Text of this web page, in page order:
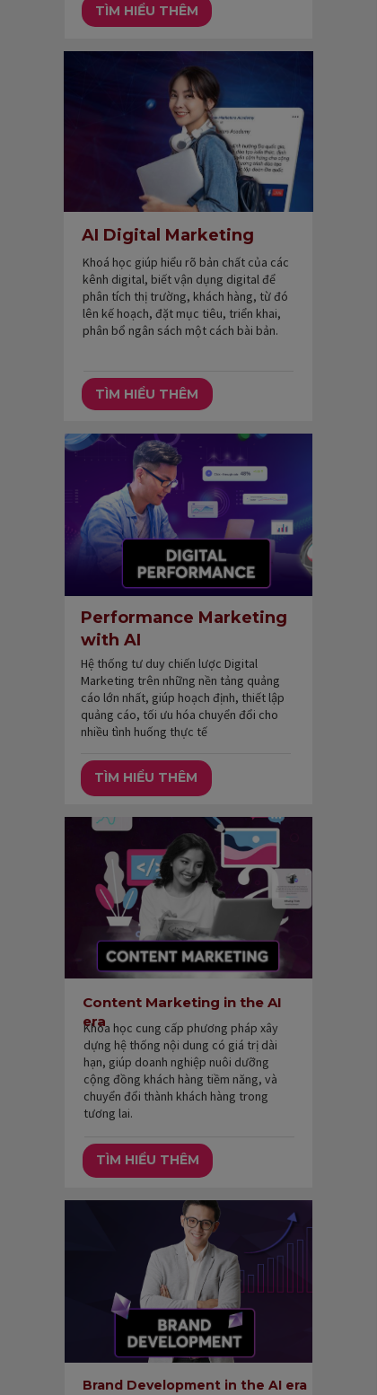
TÌM HIỂU THÊM
Khoá học giúp hiểu rõ bản chất của các
kênh digital, biết vận dụng digital để
phân tích thị trường, khách hàng, từ đó
lên kế hoạch, đặt mục tiêu, triển khai,
phân bổ ngân sách một cách bài bản.
AI Digital Marketing
TÌM HIỂU THÊM
Khóa học cung cấp phương pháp xây
dựng hệ thống nội dung có giá trị dài
hạn, giúp doanh nghiệp nuôi dưỡng
cộng đồng khách hàng tiềm năng, và
chuyển đổi thành khách hàng trong
tương lai.
Content Marketing in the AI
era
TÌM HIỂU THÊM
Hệ thống tư duy chiến lược Digital
Marketing trên những nền tảng quảng
cáo lớn nhất, giúp hoạch định, thiết lập
quảng cáo, tối ưu hóa chuyển đổi cho
nhiều tình huống thực tế
Performance Marketing
with AI
TÌM HIỂU THÊM
Brand Development in the AI era